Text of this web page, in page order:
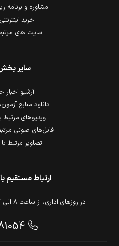
ارتباط مستقیم
در روزهای اداری، از ساعت 8 الی 17 پاسخگوی شما هستیم.
مشاوره و برنامه
خرید
سایت های
سایر
آرشیو اخبار
دانلود منابع
ویدیوهای مرتبط
فایل‌های صوتی
تصاویر مرتبط با